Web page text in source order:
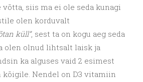
siis ma ei ole seda kunagi
olen korduvalt
küll”, sest ta on kogu aeg seda
olen olnud lihtsalt laisk ja
ka alguses vaid 2 esimest
kõigile. Nendel on D3 vitamiin